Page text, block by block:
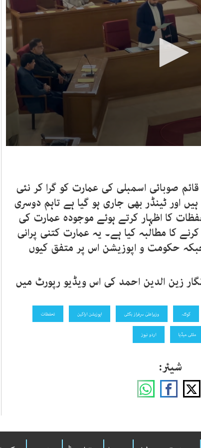
Volume
90%
صوبائی اسمبلی کی عمارت کو گرا کر نئی
اور ٹینڈر بھی جاری ہو گیا ہے تاہم دوسری
کا اظہار کرتے ہوئے موجودہ عمارت کی
کا مطالبہ کیا ہے۔ یہ عمارت کتنی پرانی
حکومت و اپوزیشن اس پر متفق کیوں
زین الدین احمد کی اس ویڈیو رپورٹ میں
کوئٹہ وزیراعلیٰ سرفراز بگٹی اپوزیشن اراکین تحفظات
ملٹی میڈیا اردو نیوز
شیئر: